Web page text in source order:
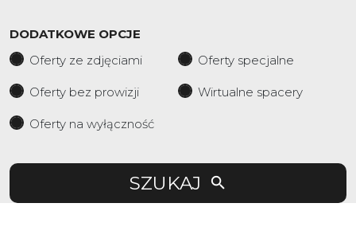
DODATKOWE OPCJE
Oferty ze zdjęciami
Oferty specjalne
Oferty bez prowizji Wirtualne spacery
Oferty na wyłączność
SZUKAJ